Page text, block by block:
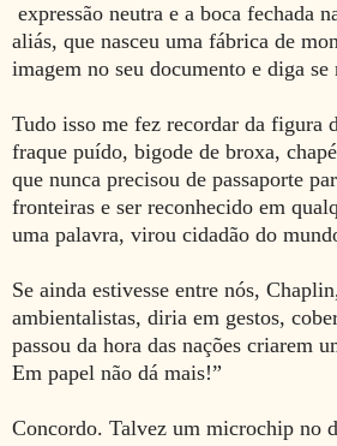
expressão neutra e a boca fechada
aliás, que nasceu uma fábrica de
imagem no seu documento e diga se
Tudo isso me fez recordar da figura
fraque puído, bigode de broxa,
que nunca precisou de passaporte
fronteiras e ser reconhecido em
uma palavra, virou cidadão do
Se ainda estivesse entre nós,
ambientalistas, diria em gestos,
passou da hora das nações criarem
Em papel não dá mais!”
Concordo. Talvez um microchip no